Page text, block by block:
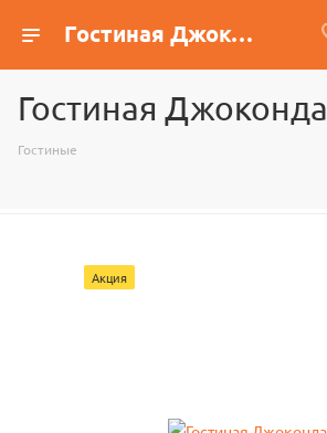
Гостиная Джоконда
Гостиная Джоконда
Гостиные
Акция